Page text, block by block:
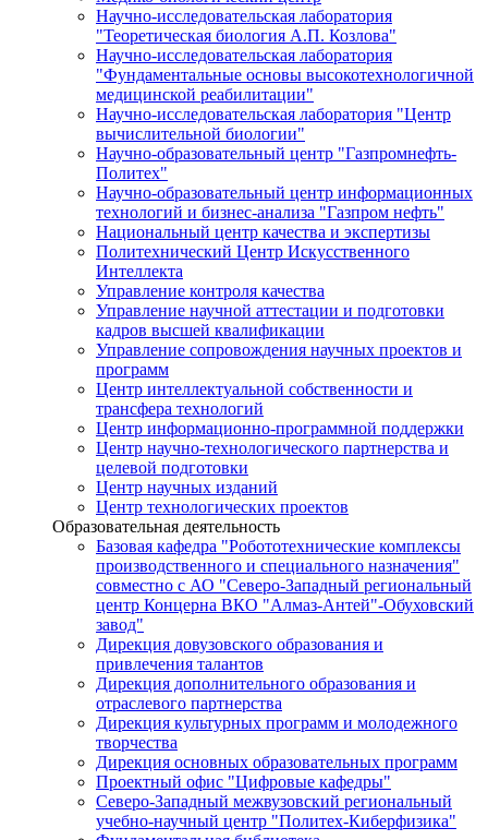
Научно-исследовательская лаборатория
"Теоретическая биология А.П. Козлова"
Научно-исследовательская лаборатория
"Фундаментальные основы высокотехнологичной
медицинской реабилитации"
Научно-исследовательская лаборатория "Центр
вычислительной биологии"
Научно-образовательный центр "Газпромнефть-
Политех"
Научно-образовательный центр информационных
технологий и бизнес-анализа "Газпром нефть"
Национальный центр качества и экспертизы
Политехнический Центр Искусственного
Интеллекта
Управление контроля качества
Управление научной аттестации и подготовки
кадров высшей квалификации
Управление сопровождения научных проектов и
программ
Центр интеллектуальной собственности и
трансфера технологий
Центр информационно-программной поддержки
Центр научно-технологического партнерства и
целевой подготовки
Центр научных изданий
Центр технологических проектов
Образовательная деятельность
Базовая кафедра "Робототехнические комплексы
производственного и специального назначения"
совместно с АО "Северо-Западный региональный
центр Концерна ВКО "Алмаз-Антей"-Обуховский
завод"
Дирекция довузовского образования и
привлечения талантов
Дирекция дополнительного образования и
отраслевого партнерства
Дирекция культурных программ и молодежного
творчества
Дирекция основных образовательных программ
Проектный офис "Цифровые кафедры"
Северо-Западный межвузовский региональный
учебно-научный центр "Политех-Киберфизика"